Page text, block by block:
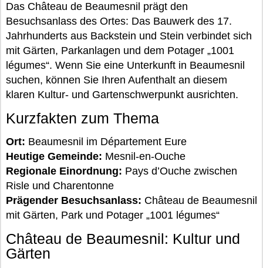
Das Château de Beaumesnil prägt den
Besuchsanlass des Ortes: Das Bauwerk des 17.
Jahrhunderts aus Backstein und Stein verbindet sich
mit Gärten, Parkanlagen und dem Potager „1001
légumes“. Wenn Sie eine Unterkunft in Beaumesnil
suchen, können Sie Ihren Aufenthalt an diesem
klaren Kultur- und Gartenschwerpunkt ausrichten.
Kurzfakten zum Thema
Ort: Beaumesnil im Département Eure
Heutige Gemeinde: Mesnil-en-Ouche
Regionale Einordnung: Pays d’Ouche zwischen
Risle und Charentonne
Prägender Besuchsanlass: Château de Beaumesnil
mit Gärten, Park und Potager „1001 légumes“
Château de Beaumesnil: Kultur und
Gärten